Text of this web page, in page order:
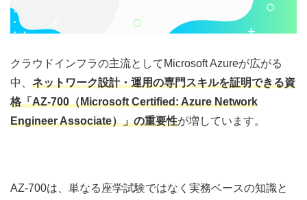
クラウドインフラの主流としてMicrosoft Azureが広がる
中、 ネットワーク設計・運用の専門スキルを証明できる資
格「AZ‑700（Microsoft Certified: Azure Network
Engineer Associate）」の重要性が増しています。
AZ‑700は、単なる座学試験ではなく実務ベースの知識と